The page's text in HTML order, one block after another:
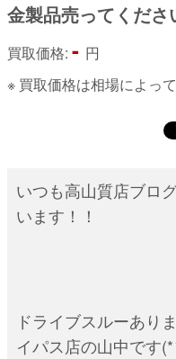
金製品売ってくださ
買取価格: - 円
※ 買取価格は相場によっ
いつも高山質店ブロ
います！！
ドライブスルーあり
イパス店の山中です